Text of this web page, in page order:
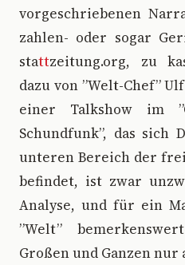
vorgeschriebenen
zahlen- oder sogar
stattzeitung.org, zu
dazu von ”Welt-Chef”
einer Talkshow im
Schundfunk”, das sich
unteren Bereich der
befindet, ist zwar
Analyse, und für ein
”Welt”
Großen und Ganzen nur